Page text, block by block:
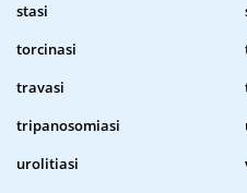
stasi
torcinasi
travasi
tripanosomiasi
urolitiasi